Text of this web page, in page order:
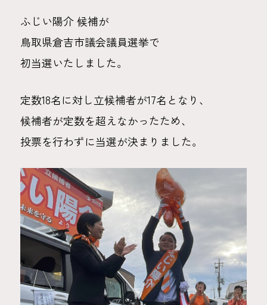
ふじい陽介 候補が
鳥取県倉吉市議会議員選挙で
初当選いたしました。
定数18名に対し立候補者が17名となり、
候補者が定数を超えなかったため、
投票を行わずに当選が決まりました。